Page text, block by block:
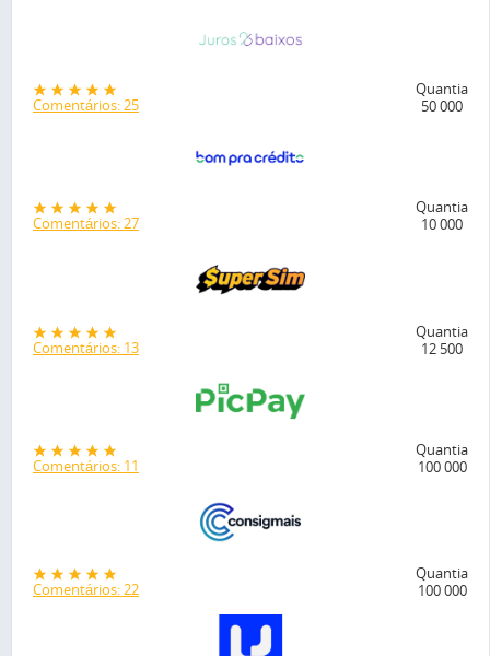
Comentários: 25
Quantia
50 000
Comentários: 27
Quantia
10 000
Comentários: 13
Quantia
12 500
Comentários: 11
Quantia
100 000
Comentários: 22
Quantia
100 000